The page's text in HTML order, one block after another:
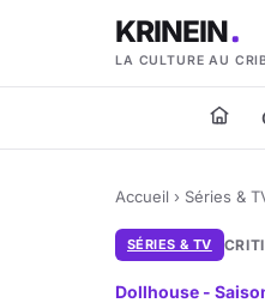
KRINEIN
LA CULTURE AU
Accueil › Séries &
SÉRIES & TV
Dollhouse -